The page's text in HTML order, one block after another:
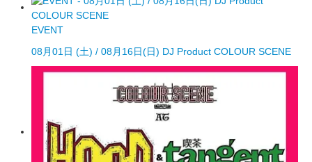
EVENT
08月01日 (土) / 08月16日(日) DJ Product COLOUR SCENE